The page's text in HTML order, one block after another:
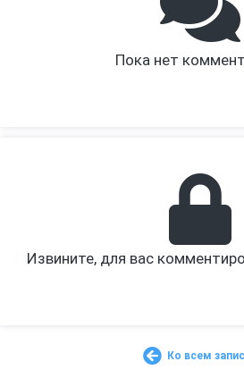
Пока нет
Извините, для вас
Ко всем